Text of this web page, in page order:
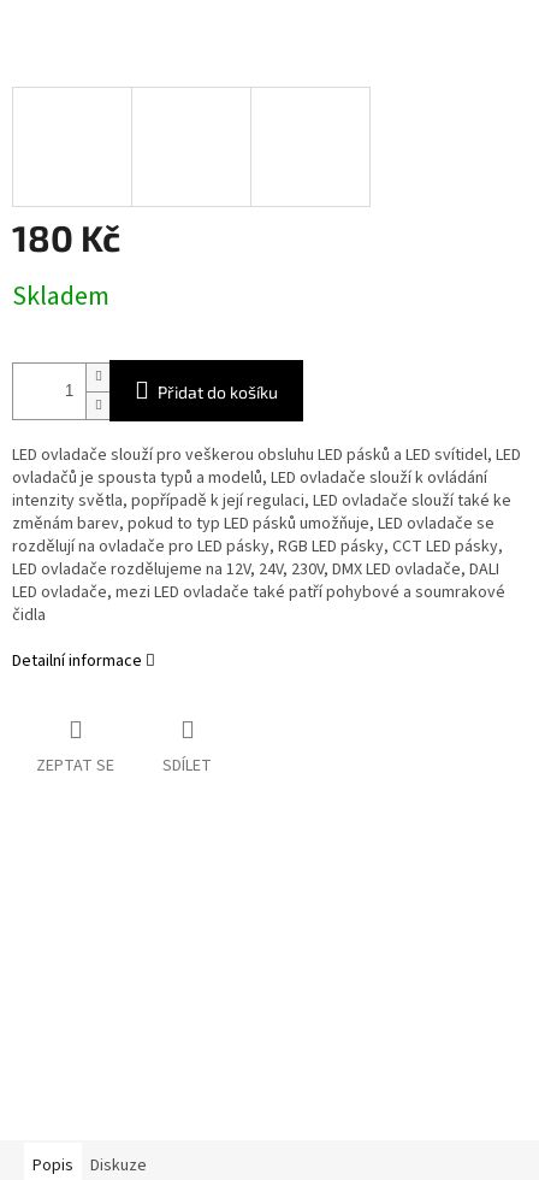
180 Kč
cena:
Skladem
Přidat do košíku
LED ovladače slouží pro veškerou obsluhu LED pásků a LED svítidel, LED
ovladačů je spousta typů a modelů, LED ovladače slouží k ovládání
intenzity světla, popřípadě k její regulaci, LED ovladače slouží také ke
změnám barev, pokud to typ LED pásků umožňuje, LED ovladače se
rozdělují na ovladače pro LED pásky, RGB LED pásky, CCT LED pásky,
LED ovladače rozdělujeme na 12V, 24V, 230V, DMX LED ovladače, DALI
LED ovladače, mezi LED ovladače také patří pohybové a soumrakové
čidla
Detailní informace
ZEPTAT SE SDÍLET
Popis Diskuze